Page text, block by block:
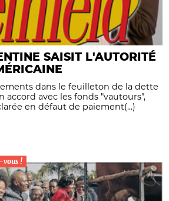
SAISIT L'AUTORITÉ
dans le feuilleton de la dette
accord avec les fonds "vautours",
en défaut de paiement(...)
vous !